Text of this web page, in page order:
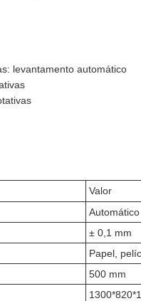
levantamento automático
Valor
Automático
± 0,1 mm
Papel,
500 mm